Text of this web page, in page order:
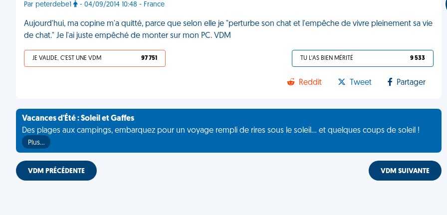
Par peterdebe1 - 04/09/2014 10:48 - France
Aujourd'hui, ma copine m'a quitté, parce que selon elle je "perturbe son chat et l'empêche de vivre pleinement sa vie
de chat." Je l'ai juste empêché de monter sur mon PC. VDM
JE VALIDE, C'EST UNE VDM 97 751 TU L'AS BIEN MÉRITÉ 9 533
Reddit Tweet Partager
Vacances d'Été : Soleil et Gaffes
Des plages aux campings, embarquez pour un voyage rempli de rires sous le soleil... et quelques coups de soleil !
Plus…
VDM PRÉCÉDENTE VDM SUIVANTE